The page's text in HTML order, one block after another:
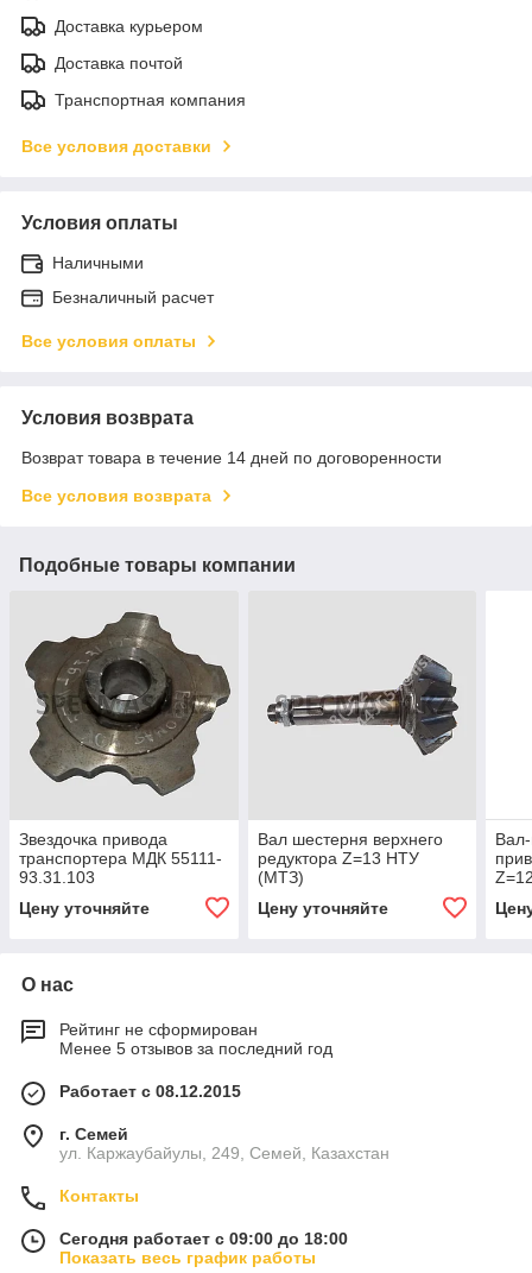
Доставка курьером
Доставка почтой
Транспортная компания
Все условия доставки
Условия оплаты
Наличными
Безналичный расчет
Все условия оплаты
Условия возврата
Возврат товара в течение 14 дней по договоренности
Все условия возврата
Подобные товары компании
Звездочка привода
транспортера МДК 55111-
93.31.103
Цену уточняйте
Вал шестерня верхнего
редуктора Z=13 НТУ
(МТЗ)
Цену уточняйте
О нас
Рейтинг не сформирован
Менее 5 отзывов за последний год
Работает с 08.12.2015
г. Семей
ул. Каржаубайулы, 249, Семей, Казахстан
Контакты
Сегодня работает с 09:00 до 18:00
Показать весь график работы